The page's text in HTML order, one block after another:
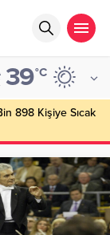
39°C
898 Kişiye Sıcak